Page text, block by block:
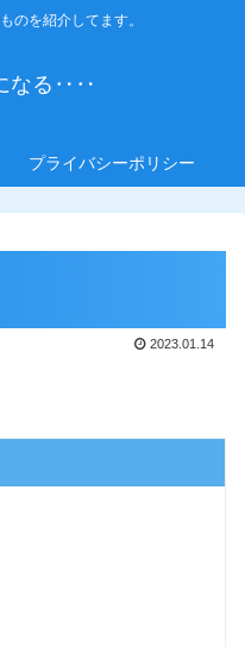
のを紹介してます。
なる‥‥
プライバシーポリシー
2023.01.14